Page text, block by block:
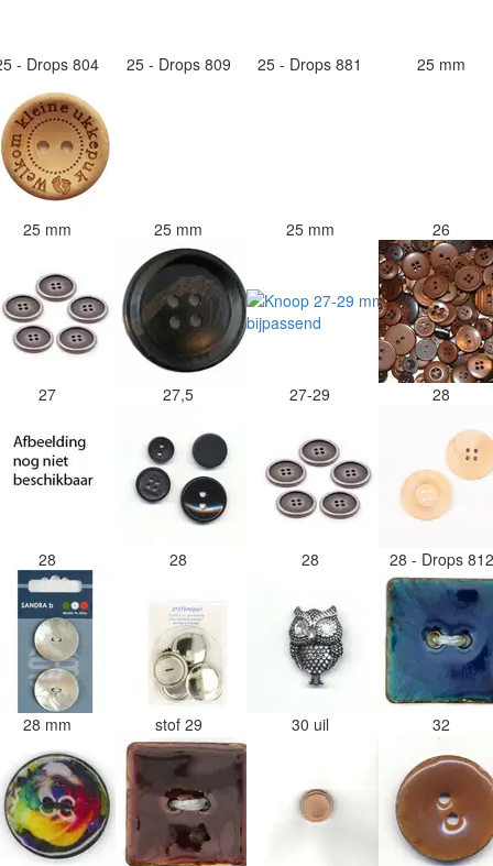
- Drops 804 25 - Drops 809 25 - Drops 881 25 mm
25 mm 25 mm 25 mm 26
27 27,5 27-29 28
28 28 28 28 - Drops
28 mm stof 29 30 uil 32